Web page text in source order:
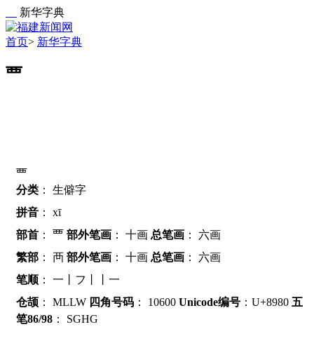
新华字典
首页> 新华字典
覀
覀
分类 ： 生僻字
拼音 ： xī
部首 ： 覀 部外笔画 ： 十画 总笔画 ： 六画
繁部 ： 襾 部外笔画 ： 十画 总笔画 ： 六画
笔顺 ： 一丨フ丨丨一
仓颉 ： MLLW 四角号码 ： 10600 Unicode编号 ：U+8980 五
笔86/98 ： SGHG